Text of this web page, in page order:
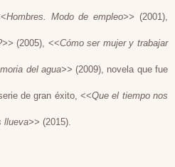
Hombres. Modo de empleo>> (2001),
(2005), <<Cómo ser mujer y trabajar
del agua>> (2009), novela que fue
de gran éxito, <<Que el tiempo nos
llueva>> (2015).